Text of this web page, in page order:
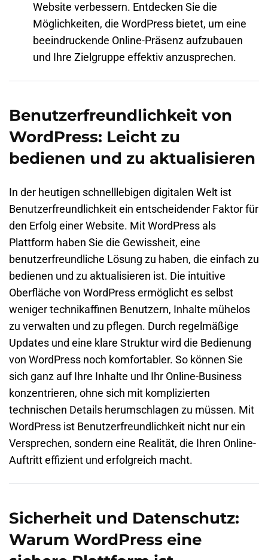
Website verbessern. Entdecken Sie die
Möglichkeiten, die WordPress bietet, um eine
beeindruckende Online-Präsenz aufzubauen
und Ihre Zielgruppe effektiv anzusprechen.
Benutzerfreundlichkeit von
WordPress: Leicht zu
bedienen und zu aktualisieren
In der heutigen schnelllebigen digitalen Welt ist
Benutzerfreundlichkeit ein entscheidender Faktor für
den Erfolg einer Website. Mit WordPress als
Plattform haben Sie die Gewissheit, eine
benutzerfreundliche Lösung zu haben, die einfach zu
bedienen und zu aktualisieren ist. Die intuitive
Oberfläche von WordPress ermöglicht es selbst
weniger technikaffinen Benutzern, Inhalte mühelos
zu verwalten und zu pflegen. Durch regelmäßige
Updates und eine klare Struktur wird die Bedienung
von WordPress noch komfortabler. So können Sie
sich ganz auf Ihre Inhalte und Ihr Online-Business
konzentrieren, ohne sich mit komplizierten
technischen Details herumschlagen zu müssen. Mit
WordPress ist Benutzerfreundlichkeit nicht nur ein
Versprechen, sondern eine Realität, die Ihren Online-
Auftritt effizient und erfolgreich macht.
Sicherheit und Datenschutz:
Warum WordPress eine